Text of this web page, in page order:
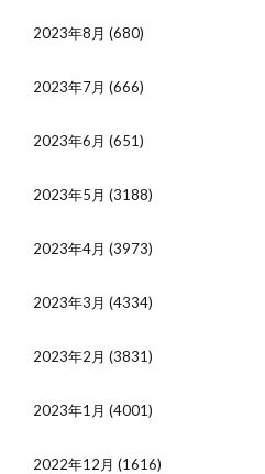
2023年8月 (680)
2023年7月 (666)
2023年6月 (651)
2023年5月 (3188)
2023年4月 (3973)
2023年3月 (4334)
2023年2月 (3831)
2023年1月 (4001)
2022年12月 (1616)